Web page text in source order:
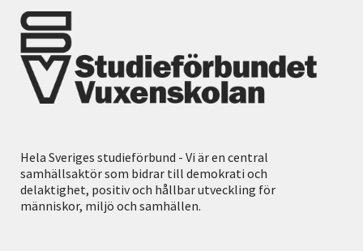
Hela Sveriges studieförbund - Vi är en central
samhällsaktör som bidrar till demokrati och
delaktighet, positiv och hållbar utveckling för
människor, miljö och samhällen.